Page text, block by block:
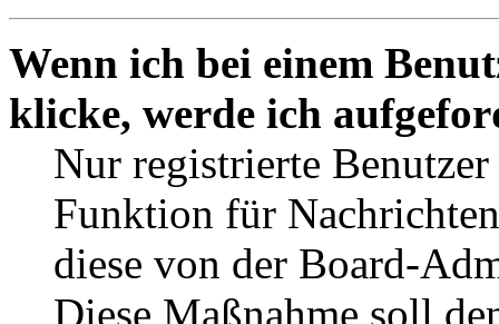
Wenn ich bei einem
klicke, werde ich
Nur registrierte
Funktion für
diese von der Board-
Diese Maßnahme soll